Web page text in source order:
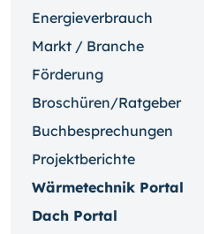
Energieverbrauch
Markt / Branche
Förderung
Broschüren/Ratgeber
Buchbesprechungen
Projektberichte
Wärmetechnik Portal
Dach Portal